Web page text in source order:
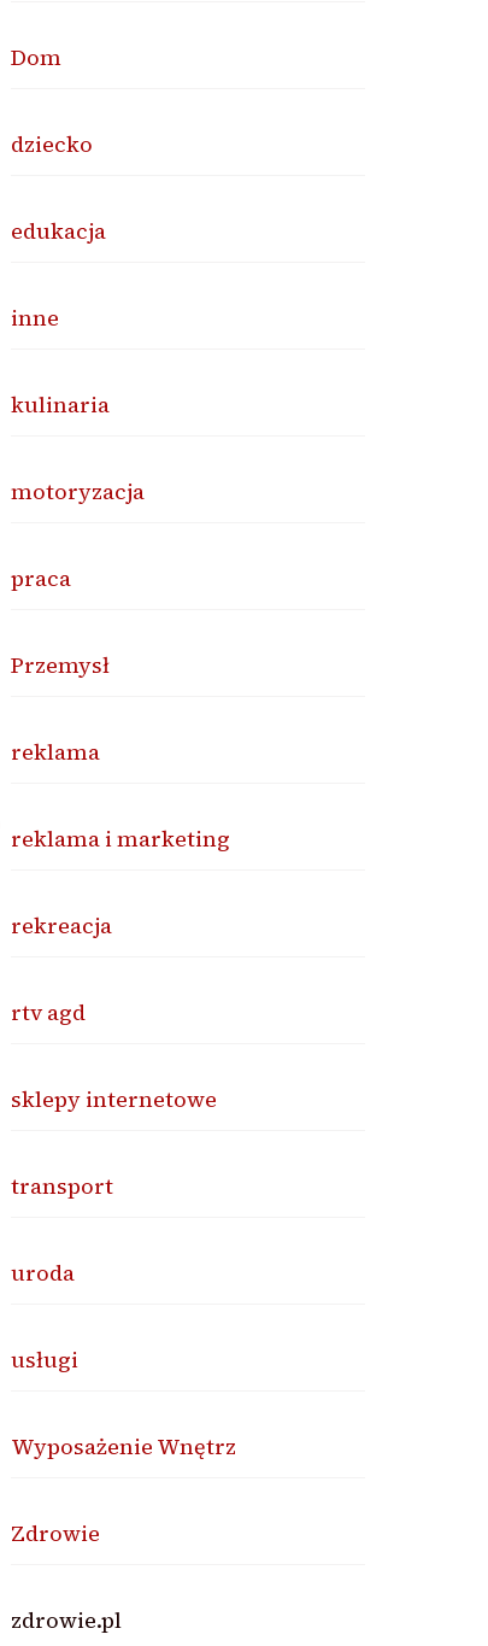
Dom
dziecko
edukacja
inne
kulinaria
motoryzacja
praca
Przemysł
reklama
reklama i marketing
rekreacja
rtv agd
sklepy internetowe
transport
uroda
usługi
Wyposażenie Wnętrz
Zdrowie
zdrowie.pl